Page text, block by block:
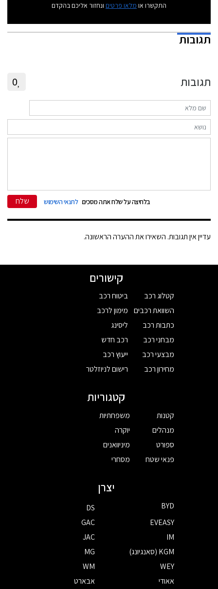
התקשרו או מלאו פרטים ונחזור אליכם בהקדם
תגובות
תגובות 0
בלחיצה על שלח אתה מסכים לתנאי השימוש שלח
עדיין אין תגובות. השאירו את ההערה הראשונה.
קישורים
קטלוג רכב
השוואת רכבים
כתבות רכב
מבחני רכב
מבצעי רכב
מחירון רכב
ביטוח רכב
מימון לרכב
ליסינג
רכב חדש
ייעוץ רכב
רישום לניוזלטר
קטגוריות
קטנות
מנהלים
ספורט
פנאי שטח
משפחתיות
יוקרה
מיניוואנים
מסחרי
יצרן
BYD
DS
EVEASY
GAC
IM
JAC
KGM (סאנגיונג)
MG
WEY
WM
אאודי
אבארט